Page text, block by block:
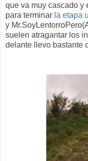
que va muy cascado y
para terminar la etapa
y
suelen atragantar los
delante llevo bastante